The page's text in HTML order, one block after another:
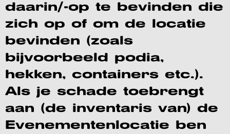
daarin/-op te bevinden die
zich op of om de locatie
bevinden (zoals
bijvoorbeeld podia,
hekken, containers etc.).
Als je schade toebrengt
aan (de inventaris van) de
Evenementenlocatie ben